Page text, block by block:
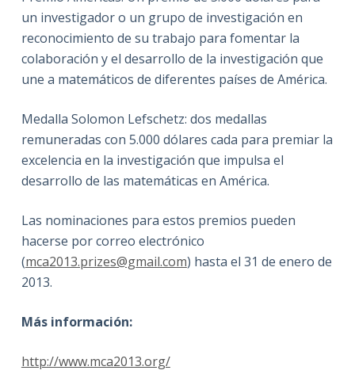
un investigador o un grupo de investigación en
reconocimiento de su trabajo para fomentar la
colaboración y el desarrollo de la investigación que
une a matemáticos de diferentes países de América.
Medalla Solomon Lefschetz: dos medallas
remuneradas con 5.000 dólares cada para premiar la
excelencia en la investigación que impulsa el
desarrollo de las matemáticas en América.
Las nominaciones para estos premios pueden
hacerse por correo electrónico
(mca2013.prizes@gmail.com) hasta el 31 de enero de
2013.
Más información:
http://www.mca2013.org/